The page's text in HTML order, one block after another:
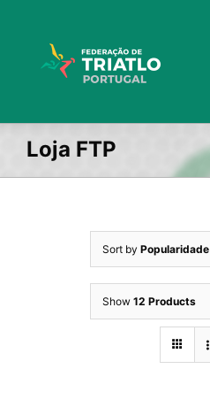
Loja FTP
Sort by Popularidade
Show 12 Products